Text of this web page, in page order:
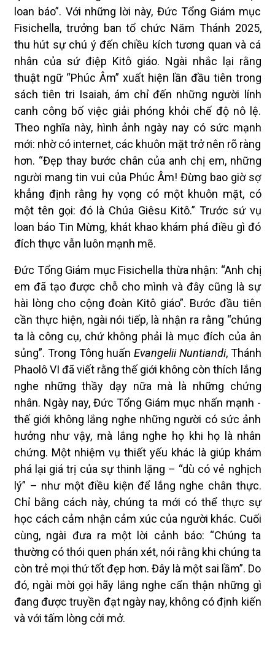
loan báo”. Với những lời này, Đức Tổng Giám mục
Fisichella, trưởng ban tổ chức Năm Thánh 2025,
thu hút sự chú ý đến chiều kích tương quan và cá
nhân của sứ điệp Kitô giáo. Ngài nhắc lại rằng
thuật ngữ “Phúc Âm” xuất hiện lần đầu tiên trong
sách tiên tri Isaiah, ám chỉ đến những người lính
canh công bố việc giải phóng khỏi chế độ nô lệ.
Theo nghĩa này, hình ảnh ngày nay có sức mạnh
mới: nhờ có internet, các khuôn mặt trở nên rõ ràng
hơn. “Đẹp thay bước chân của anh chị em, những
người mang tin vui của Phúc Âm! Đừng bao giờ sợ
khẳng định rằng hy vọng có một khuôn mặt, có
một tên gọi: đó là Chúa Giêsu Kitô.” Trước sứ vụ
loan báo Tin Mừng, khát khao khám phá điều gì đó
đích thực vẫn luôn mạnh mẽ.
Đức Tổng Giám mục Fisichella thừa nhận: “Anh chị
em đã tạo được chỗ cho mình và đây cũng là sự
hài lòng cho cộng đoàn Kitô giáo”. Bước đầu tiên
cần thực hiện, ngài nói tiếp, là nhận ra rằng “chúng
ta là công cụ, chứ không phải là mục đích của ân
sủng”. Trong Tông huấn Evangelii Nuntiandi, Thánh
Phaolô VI đã viết rằng thế giới không còn thích lắng
nghe những thầy dạy nữa mà là những chứng
nhân. Ngày nay, Đức Tổng Giám mục nhấn mạnh -
thế giới không lắng nghe những người có sức ảnh
hưởng như vậy, mà lắng nghe họ khi họ là nhân
chứng. Một nhiệm vụ thiết yếu khác là giúp khám
phá lại giá trị của sự thinh lặng – “dù có vẻ nghịch
lý” – như một điều kiện để lắng nghe chân thực.
Chỉ bằng cách này, chúng ta mới có thể thực sự
học cách cảm nhận cảm xúc của người khác. Cuối
cùng, ngài đưa ra một lời cảnh báo: “Chúng ta
thường có thói quen phán xét, nói rằng khi chúng ta
còn trẻ mọi thứ tốt đẹp hơn. Đây là một sai lầm”. Do
đó, ngài mời gọi hãy lắng nghe cẩn thận những gì
đang được truyền đạt ngày nay, không có định kiến
và với tấm lòng cởi mở.